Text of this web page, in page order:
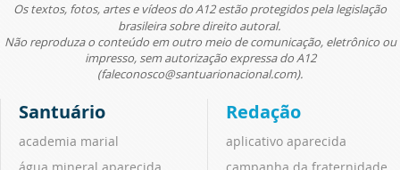
Os textos, fotos, artes e vídeos do A12 estão protegidos pela legislação
brasileira sobre direito autoral.
Não reproduza o conteúdo em outro meio de comunicação, eletrônico ou
impresso, sem autorização expressa do A12
(faleconosco@santuarionacional.com).
Santuário
academia marial
Redação
aplicativo aparecida